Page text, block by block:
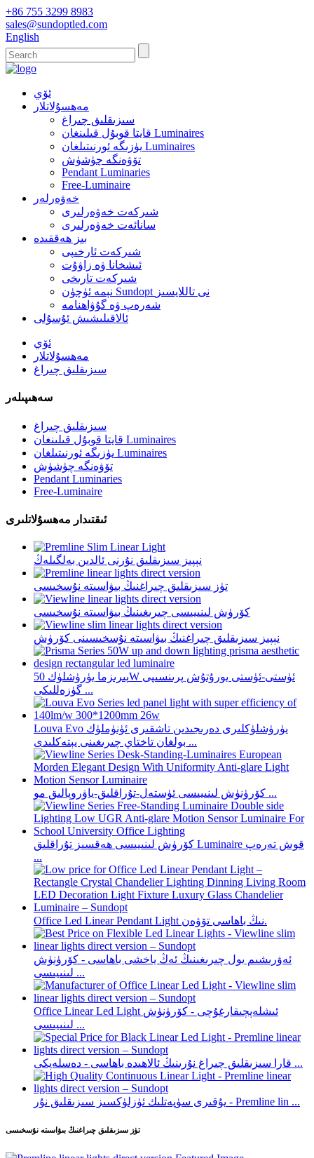
+86 755 3299 8983
sales@sundoptled.com
English
ئۆي
مەھسۇلاتلار
سىزىقلىق چىراغ
قايتا قوبۇل قىلىنغان Luminaires
يۈزىگە ئورنىتىلغان Luminaires
تۆۋەنگە چۈشۈش
Pendant Luminaries
Free-Luminaire
خەۋەرلەر
شىركەت خەۋەرلىرى
سانائەت خەۋەرلىرى
بىز ھەققىدە
شىركەت ئارخىپى
ئىشخانا ۋە زاۋۇت
شىركەت تارىخى
نېمە ئۈچۈن Sundopt نى تاللايسىز
شەرەپ ۋە گۇۋاھنامە
ئالاقىلىشىش ئۇسۇلى
ئۆي
مەھسۇلاتلار
سىزىقلىق چىراغ
سەھىپىلەر
سىزىقلىق چىراغ
قايتا قوبۇل قىلىنغان Luminaires
يۈزىگە ئورنىتىلغان Luminaires
تۆۋەنگە چۈشۈش
Pendant Luminaries
Free-Luminaire
ئىقتىدار مەھسۇلاتلىرى
نېپىز سىزىقلىق نۇرنى ئالدىن بەلگىلەڭ
تۈز سىزىقلىق چىراغنىڭ بىۋاسىتە نۇسخىسى
كۆرۈش لىنىيىسى چىرىغىنىڭ بىۋاسىتە نۇسخىسى
نېپىز سىزىقلىق چىراغنىڭ بىۋاسىتە نۇسخىسىنى كۆرۈش
پىرىزما يۈرۈشلۈك 50W ئۈستى-ئۈستى يورۇتۇش پرىنسىپى
گۈزەللىكى ...
Louva Evo يۈرۈشلۈكلىرى دەرىجىدىن تاشقىرى ئۈنۈملۈك
بولغان تاختاي چىرىغىنى يېتەكلىدى ...
كۆرۈنۈش لىنىيىسى ئۈستەل-تۇراقلىق-ياۋروپالىق مو ...
كۆرۈش لىنىيىسى ھەقسىز تۇراقلىق Luminaire قوش تەرەپ
...
Office Led Linear Pendant Light نىڭ باھاسى تۆۋەن.
ئەۋرىشىم يول چىرىغىنىڭ ئەڭ ياخشى باھاسى - كۆرۈنۈش
لىنىيىسى ...
Office Linear Led Light ئىشلەپچىقارغۇچى - كۆرۈنۈش
لىنىيىسى ...
قارا سىزىقلىق چىراغ نۇرىنىڭ ئالاھىدە باھاسى - دەسلەپكى ...
يۇقىرى سۈپەتلىك ئۈزلۈكسىز سىزىقلىق نۇر - Premline lin ...
تۈز سىزىقلىق چىراغنىڭ بىۋاسىتە نۇسخىسى